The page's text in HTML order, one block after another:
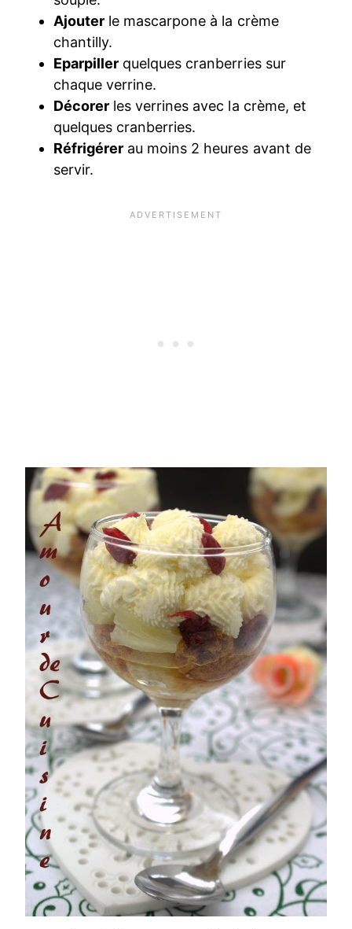
Ajouter le mascarpone à la crème
chantilly.
Eparpiller quelques cranberries sur
chaque verrine.
Décorer les verrines avec la crème, et
quelques cranberries.
Réfrigérer au moins 2 heures avant de
servir.